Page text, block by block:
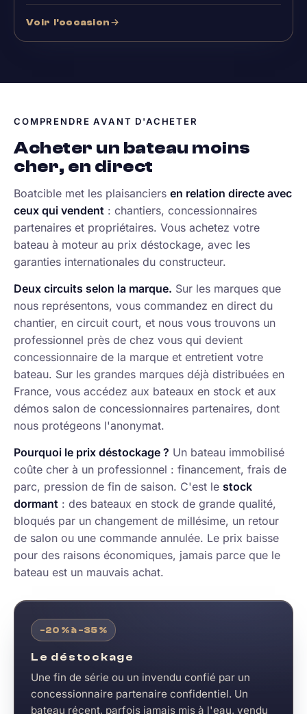
Voir l'occasion
COMPRENDRE AVANT D'ACHETER
Acheter un bateau moins
cher, en direct
Boatcible met les plaisanciers en relation directe avec
ceux qui vendent : chantiers, concessionnaires
partenaires et propriétaires. Vous achetez votre
bateau à moteur au prix déstockage, avec les
garanties internationales du constructeur.
Deux circuits selon la marque. Sur les marques que
nous représentons, vous commandez en direct du
chantier, en circuit court, et nous vous trouvons un
professionnel près de chez vous qui devient
concessionnaire de la marque et entretient votre
bateau. Sur les grandes marques déjà distribuées en
France, vous accédez aux bateaux en stock et aux
démos salon de concessionnaires partenaires, dont
nous protégeons l'anonymat.
Pourquoi le prix déstockage ? Un bateau immobilisé
coûte cher à un professionnel : financement, frais de
parc, pression de fin de saison. C'est le stock
dormant : des bateaux en stock de grande qualité,
bloqués par un changement de millésime, un retour
de salon ou une commande annulée. Le prix baisse
pour des raisons économiques, jamais parce que le
bateau est un mauvais achat.
-20 % à -35 %
Le déstockage
Une fin de série ou un invendu confié par un
concessionnaire partenaire confidentiel. Un
bateau récent, parfois jamais mis à l'eau, vendu